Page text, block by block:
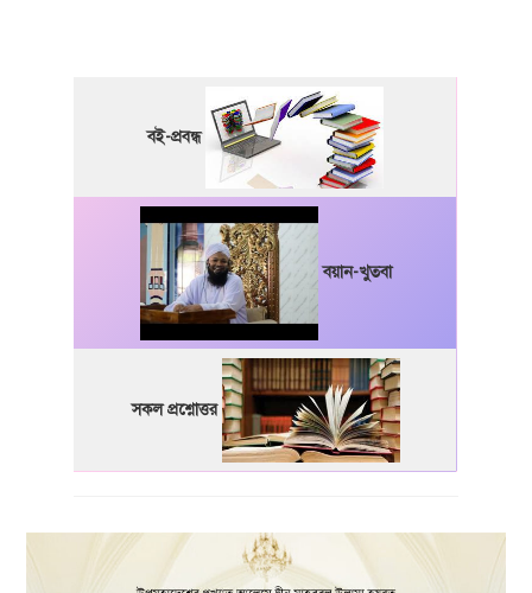
বই-প্রবন্ধ
বয়ান-খুতবা
সকল প্রশ্নোত্তর